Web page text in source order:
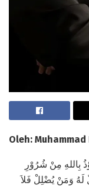
Oleh:
بِاللهِ مِنْ شُرُوْرِ
لَهُ وَمَنْ يُضْلِلْ فَلاَ